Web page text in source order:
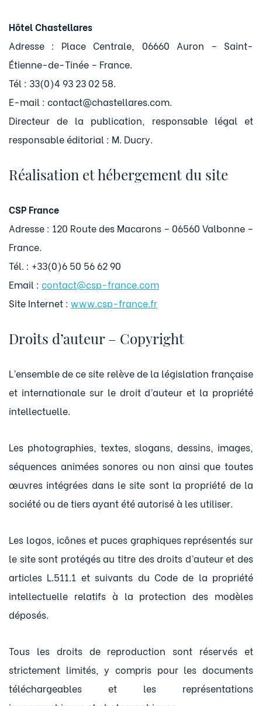
Hôtel Chastellares
Adresse : Place Centrale, 06660 Auron – Saint-
Étienne-de-Tinée – France.
Tél : 33(0)4 93 23 02 58.
E-mail : contact@chastellares.com.
Directeur de la publication, responsable légal et
responsable éditorial : M. Ducry.
Réalisation et hébergement du site
CSP France
Adresse : 120 Route des Macarons – 06560 Valbonne –
France.
Tél. : +33(0)6 50 56 62 90
Email : contact@csp-france.com
Site Internet : www.csp-france.fr
Droits d’auteur – Copyright
L’ensemble de ce site relève de la législation française
et internationale sur le droit d’auteur et la propriété
intellectuelle.
Les photographies, textes, slogans, dessins, images,
séquences animées sonores ou non ainsi que toutes
œuvres intégrées dans le site sont la propriété de la
société ou de tiers ayant été autorisé à les utiliser.
Les logos, icônes et puces graphiques représentés sur
le site sont protégés au titre des droits d’auteur et des
articles L.511.1 et suivants du Code de la propriété
intellectuelle relatifs à la protection des modèles
déposés.
Tous les droits de reproduction sont réservés et
strictement limités, y compris pour les documents
téléchargeables et les représentations